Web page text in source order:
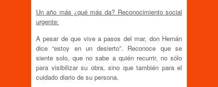
Un año más ¿qué más da? Reconocimiento social
urgente:
A pesar de que vive a pasos del mar, don Hernán
dice “estoy en un desierto”. Reconoce que se
siente solo, que no sabe a quién recurrir, no sólo
para visibilizar su obra, sino que también para el
cuidado diario de su persona.